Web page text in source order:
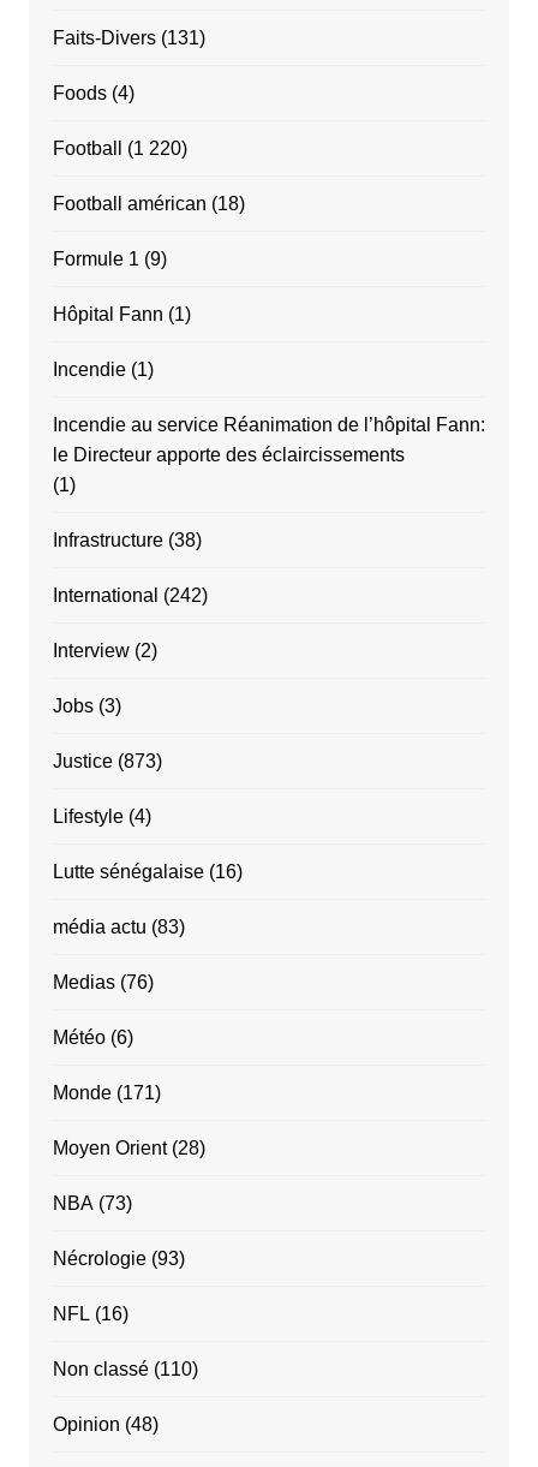
Faits-Divers(131)
Foods(4)
Football (1 220)
Football américan (18)
Formule 1 (9)
Hôpital Fann (1)
Incendie(1)
Incendie au service Réanimation de l’hôpital Fann:
le Directeur apporte des éclaircissements
(1)
Infrastructure(38)
International (242)
Interview(2)
Jobs(3)
Justice(873)
Lifestyle(4)
Lutte sénégalaise(16)
média actu (83)
Medias(76)
Météo(6)
Monde(171)
Moyen Orient(28)
NBA(73)
Nécrologie(93)
NFL (16)
Non classé(110)
Opinion (48)